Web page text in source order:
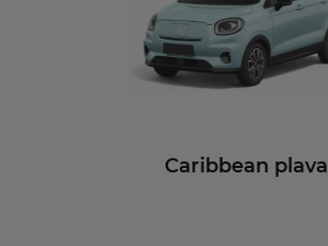
Caribbean plava